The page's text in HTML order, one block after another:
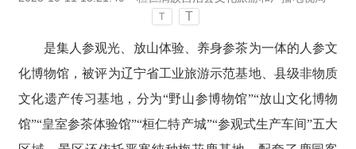
T T
是集人参观光、放山体验、养身参茶为一体的人参文
化博物馆，被评为辽宁省工业旅游示范基地、县级非物质
文化遗产传习基地，分为“野山参博物馆”“放山文化博物
馆”“皇室参茶体验馆”“桓仁特产城”“参观式生产车间”五大